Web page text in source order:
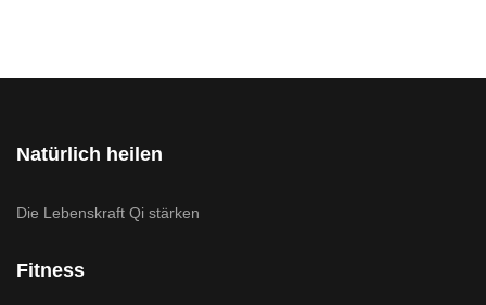
Natürlich heilen
Die Lebenskraft Qi stärken
Fitness